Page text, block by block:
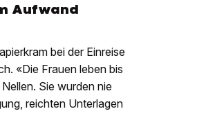
Aufwand
bei der Einreise
«Die Frauen leben bis
Sie wurden nie
reichten Unterlagen